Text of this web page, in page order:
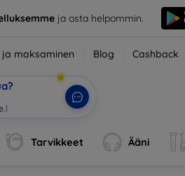
ja osta helpommin.
ja maksaminen Blog Cashback
Tarvikkeet Ääni